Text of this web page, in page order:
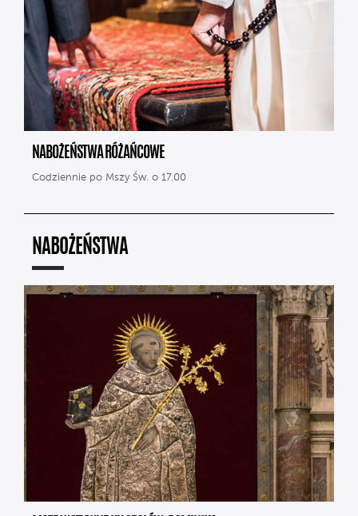
NABOŻEŃSTWA RÓŻAŃCOWE
Codziennie po Mszy Św. o 17.00
NABOŻEŃSTWA